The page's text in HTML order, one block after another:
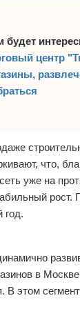
будет
центр
что,
уже на
рост.
год.
в
В этом